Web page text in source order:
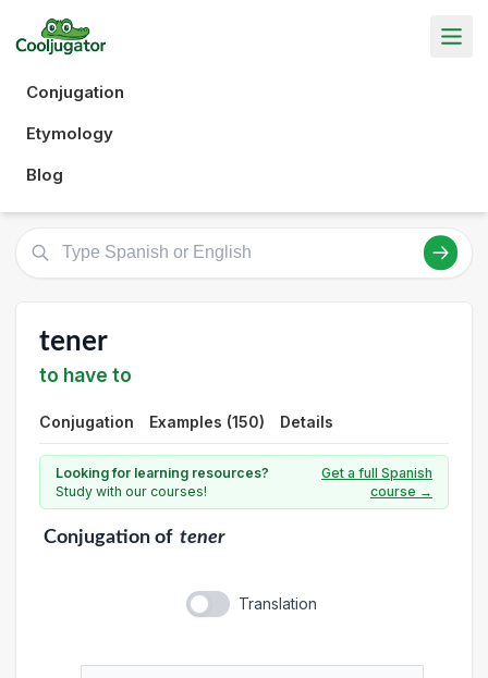
Conjugation
Etymology
Blog
tener
to have to
Conjugation Examples (150) Details
Looking for learning resources?
Study with our courses!
Get a full Spanish
course →
Conjugationof tener
Translation